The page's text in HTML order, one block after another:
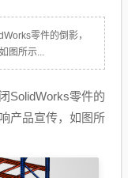
零件的倒影，
图所示...
SolidWorks零件的
产品宣传，如图所